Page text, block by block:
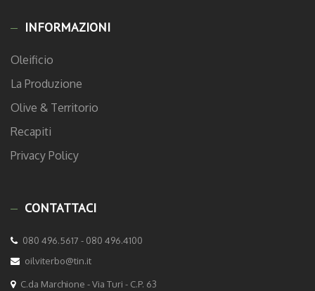
INFORMAZIONI
Oleificio
La Produzione
Olive & Territorio
Recapiti
Privacy Policy
CONTATTACI
080 496.5617 - 080 496.4100
oilviterbo@tin.it
C.da Marchione - Via Turi - C.P. 63